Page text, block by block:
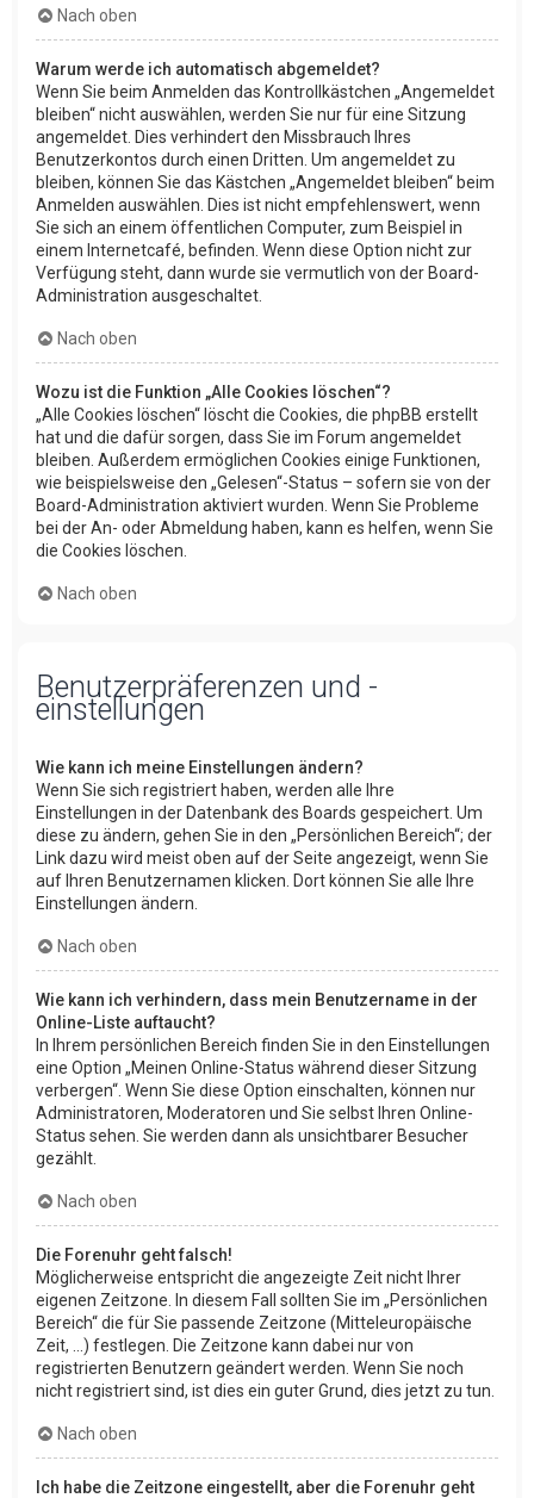
Nach oben
Warum werde ich automatisch abgemeldet?
Wenn Sie beim Anmelden das Kontrollkästchen „Angemeldet
bleiben“ nicht auswählen, werden Sie nur für eine Sitzung
angemeldet. Dies verhindert den Missbrauch Ihres
Benutzerkontos durch einen Dritten. Um angemeldet zu
bleiben, können Sie das Kästchen „Angemeldet bleiben“ beim
Anmelden auswählen. Dies ist nicht empfehlenswert, wenn
Sie sich an einem öffentlichen Computer, zum Beispiel in
einem Internetcafé, befinden. Wenn diese Option nicht zur
Verfügung steht, dann wurde sie vermutlich von der Board-
Administration ausgeschaltet.
Nach oben
Wozu ist die Funktion „Alle Cookies löschen“?
„Alle Cookies löschen“ löscht die Cookies, die phpBB erstellt
hat und die dafür sorgen, dass Sie im Forum angemeldet
bleiben. Außerdem ermöglichen Cookies einige Funktionen,
wie beispielsweise den „Gelesen“-Status – sofern sie von der
Board-Administration aktiviert wurden. Wenn Sie Probleme
bei der An- oder Abmeldung haben, kann es helfen, wenn Sie
die Cookies löschen.
Nach oben
Benutzerpräferenzen und -
einstellungen
Wie kann ich meine Einstellungen ändern?
Wenn Sie sich registriert haben, werden alle Ihre
Einstellungen in der Datenbank des Boards gespeichert. Um
diese zu ändern, gehen Sie in den „Persönlichen Bereich“; der
Link dazu wird meist oben auf der Seite angezeigt, wenn Sie
auf Ihren Benutzernamen klicken. Dort können Sie alle Ihre
Einstellungen ändern.
Nach oben
Wie kann ich verhindern, dass mein Benutzername in der
Online-Liste auftaucht?
In Ihrem persönlichen Bereich finden Sie in den Einstellungen
eine Option „Meinen Online-Status während dieser Sitzung
verbergen“. Wenn Sie diese Option einschalten, können nur
Administratoren, Moderatoren und Sie selbst Ihren Online-
Status sehen. Sie werden dann als unsichtbarer Besucher
gezählt.
Nach oben
Die Forenuhr geht falsch!
Möglicherweise entspricht die angezeigte Zeit nicht Ihrer
eigenen Zeitzone. In diesem Fall sollten Sie im „Persönlichen
Bereich“ die für Sie passende Zeitzone (Mitteleuropäische
Zeit, ...) festlegen. Die Zeitzone kann dabei nur von
registrierten Benutzern geändert werden. Wenn Sie noch
nicht registriert sind, ist dies ein guter Grund, dies jetzt zu tun.
Nach oben
Ich habe die Zeitzone eingestellt, aber die Forenuhr geht